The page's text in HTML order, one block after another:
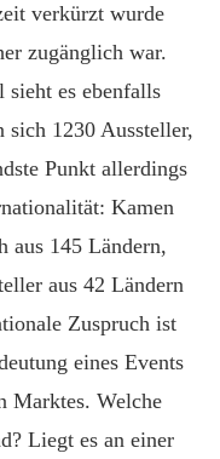
verkürzt wurde
zugänglich war.
es ebenfalls
sich 1230 Aussteller,
Punkt allerdings
Kamen
aus 145 Ländern,
aus 42 Ländern
Zuspruch ist
eines Events
Marktes. Welche
Liegt es an einer